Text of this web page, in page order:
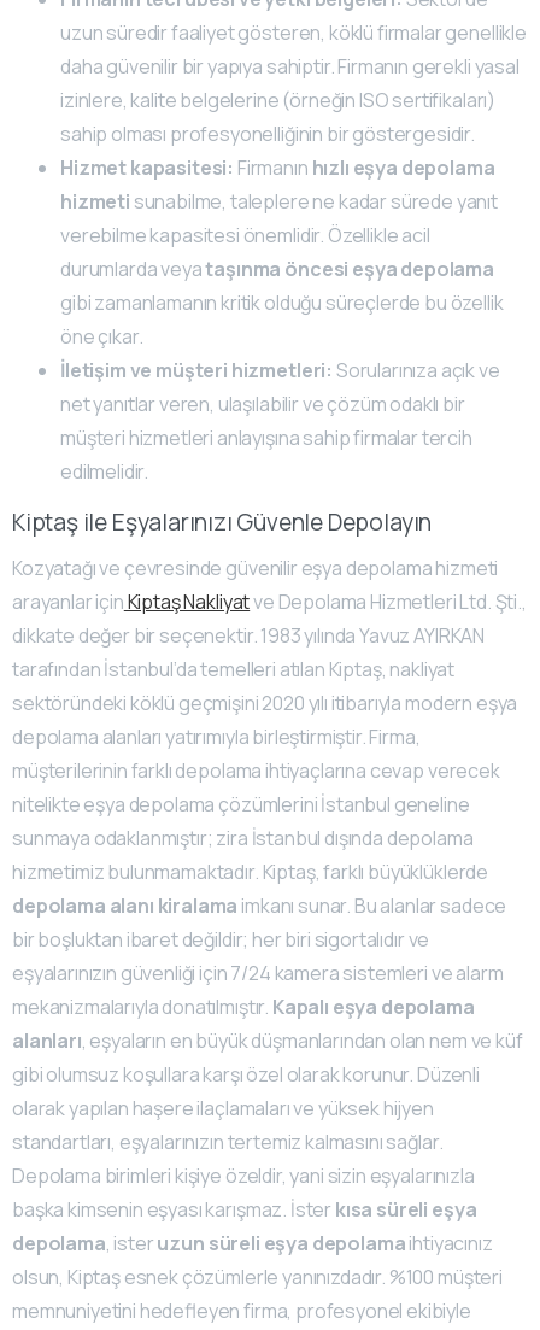
uzun süredir faaliyet gösteren, köklü firmalar genellikle
daha güvenilir bir yapıya sahiptir. Firmanın gerekli yasal
izinlere, kalite belgelerine (örneğin ISO sertifikaları)
sahip olması profesyonelliğinin bir göstergesidir.
Hizmet kapasitesi: Firmanın hızlı eşya depolama
hizmeti sunabilme, taleplere ne kadar sürede yanıt
verebilme kapasitesi önemlidir. Özellikle acil
durumlarda veyataşınma öncesi eşya depolama
gibi zamanlamanın kritik olduğu süreçlerde bu özellik
öne çıkar.
İletişim ve müşteri hizmetleri: Sorularınıza açık ve
net yanıtlar veren, ulaşılabilir ve çözüm odaklı bir
müşteri hizmetleri anlayışına sahip firmalar tercih
edilmelidir.
Kiptaş ile Eşyalarınızı Güvenle Depolayın
Kozyatağı ve çevresinde güvenilir eşya depolama hizmeti
arayanlar içinKiptaş Nakliyatve Depolama Hizmetleri Ltd. Şti.,
dikkate değer bir seçenektir. 1983 yılında Yavuz AYIRKAN
tarafından İstanbul’da temelleri atılan Kiptaş, nakliyat
sektöründeki köklü geçmişini 2020 yılı itibarıyla modern eşya
depolama alanları yatırımıyla birleştirmiştir. Firma,
müşterilerinin farklı depolama ihtiyaçlarına cevap verecek
nitelikte eşya depolama çözümlerini İstanbul geneline
sunmaya odaklanmıştır; zira İstanbul dışında depolama
hizmetimiz bulunmamaktadır. Kiptaş, farklı büyüklüklerde
depolama alanı kiralama imkanı sunar. Bu alanlar sadece
bir boşluktan ibaret değildir; her biri sigortalıdır ve
eşyalarınızın güvenliği için 7/24 kamera sistemleri ve alarm
mekanizmalarıyla donatılmıştır. Kapalı eşya depolama
alanları, eşyaların en büyük düşmanlarından olan nem ve küf
gibi olumsuz koşullara karşı özel olarak korunur. Düzenli
olarak yapılan haşere ilaçlamaları ve yüksek hijyen
standartları, eşyalarınızın tertemiz kalmasını sağlar.
Depolama birimleri kişiye özeldir, yani sizin eşyalarınızla
başka kimsenin eşyası karışmaz. İster kısa süreli eşya
depolama, isteruzun süreli eşya depolamaihtiyacınız
olsun, Kiptaş esnek çözümlerle yanınızdadır. %100 müşteri
memnuniyetini hedefleyen firma, profesyonel ekibiyle